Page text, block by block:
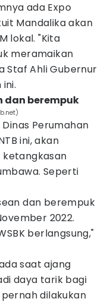
ada Expo
Mandalika akan
lokal. "Kita
meramaikan
Staf Ahli Gubernur
dan berempuk
Perumahan
ini, akan
Seperti
dan berempuk
2022.
berlangsung,"
saat ajang
daya tarik bagi
dilakukan